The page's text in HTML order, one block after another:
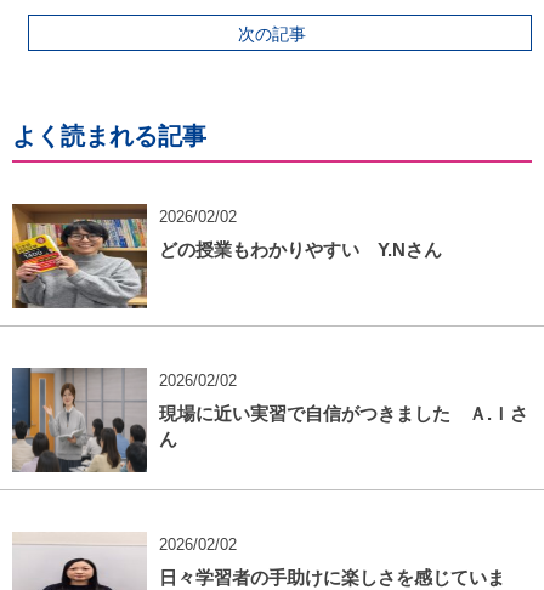
次の記事
よく読まれる記事
2026/02/02
どの授業もわかりやすい Y.Nさん
2026/02/02
現場に近い実習で自信がつきました Ａ.Ｉさ
ん
2026/02/02
日々学習者の手助けに楽しさを感じていま